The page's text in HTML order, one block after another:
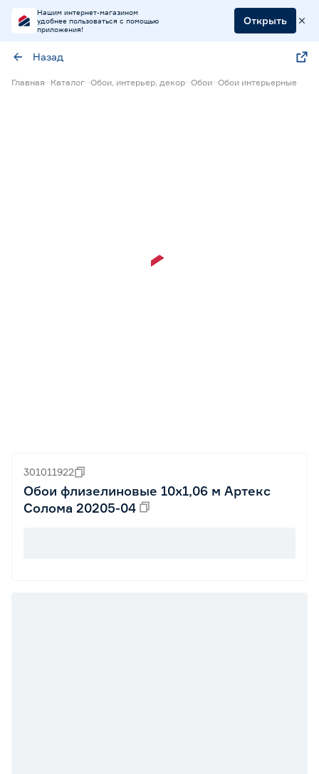
Нашим интернет-магазином
удобнее пользоваться с помощью
приложения!
Открыть
Назад
Главная Каталог Обои, интерьер, декор Обои Обои интерьерные
301011922
Обои флизелиновые 10х1,06 м Артекс
Солома 20205-04